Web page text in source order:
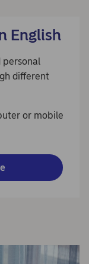
English
personal
different
or mobile